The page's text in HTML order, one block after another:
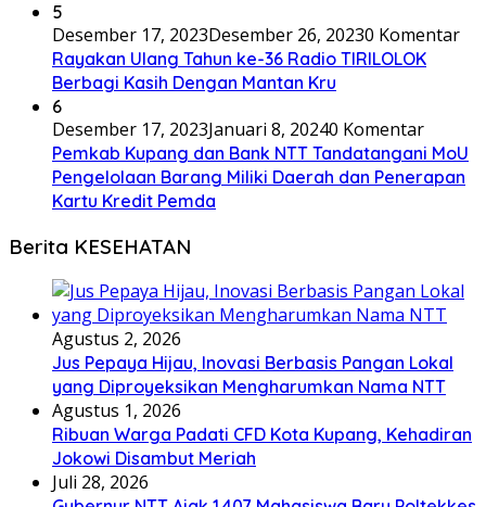
5
Desember 17, 2023Desember 26, 20230 Komentar
Rayakan Ulang Tahun ke-36 Radio TIRILOLOK
Berbagi Kasih Dengan Mantan Kru
6
Desember 17, 2023Januari 8, 20240 Komentar
Pemkab Kupang dan Bank NTT Tandatangani MoU
Pengelolaan Barang Miliki Daerah dan Penerapan
Kartu Kredit Pemda
Berita KESEHATAN
Agustus 2, 2026
Jus Pepaya Hijau, Inovasi Berbasis Pangan Lokal
yang Diproyeksikan Mengharumkan Nama NTT
Agustus 1, 2026
Ribuan Warga Padati CFD Kota Kupang, Kehadiran
Jokowi Disambut Meriah
Juli 28, 2026